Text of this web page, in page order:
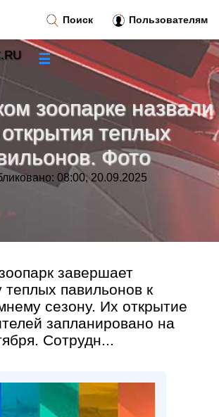
зоопарке назвали
теплых
Фото
08:00, 20.09.2025
завершает
теплых павильонов к
сезону. Их открытие
запланировано на
Сотрудн...
Поиск Пользователям
☰
»